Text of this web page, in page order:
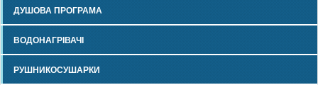
ДУШОВА ПРОГРАМА
ВОДОНАГРІВАЧІ
РУШНИКОСУШАРКИ